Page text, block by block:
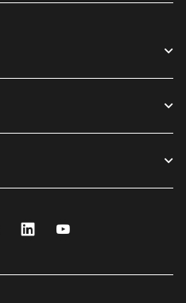
nueva
ventana nueva
Twitter
una ventana nueva
Linkedin
Abre una ventana nueva
Abre una ventana